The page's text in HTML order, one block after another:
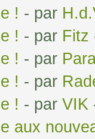
! - par
! - par Fitz
! - par
! - par
! - par VIK
aux